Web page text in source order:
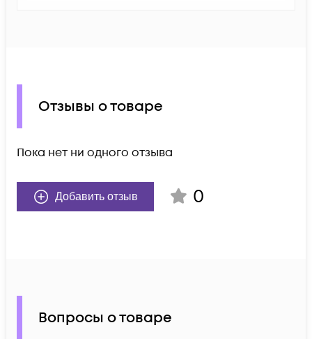
Отзывы о товаре
Пока нет ни одного отзыва
Добавить отзыв 0
Вопросы о товаре